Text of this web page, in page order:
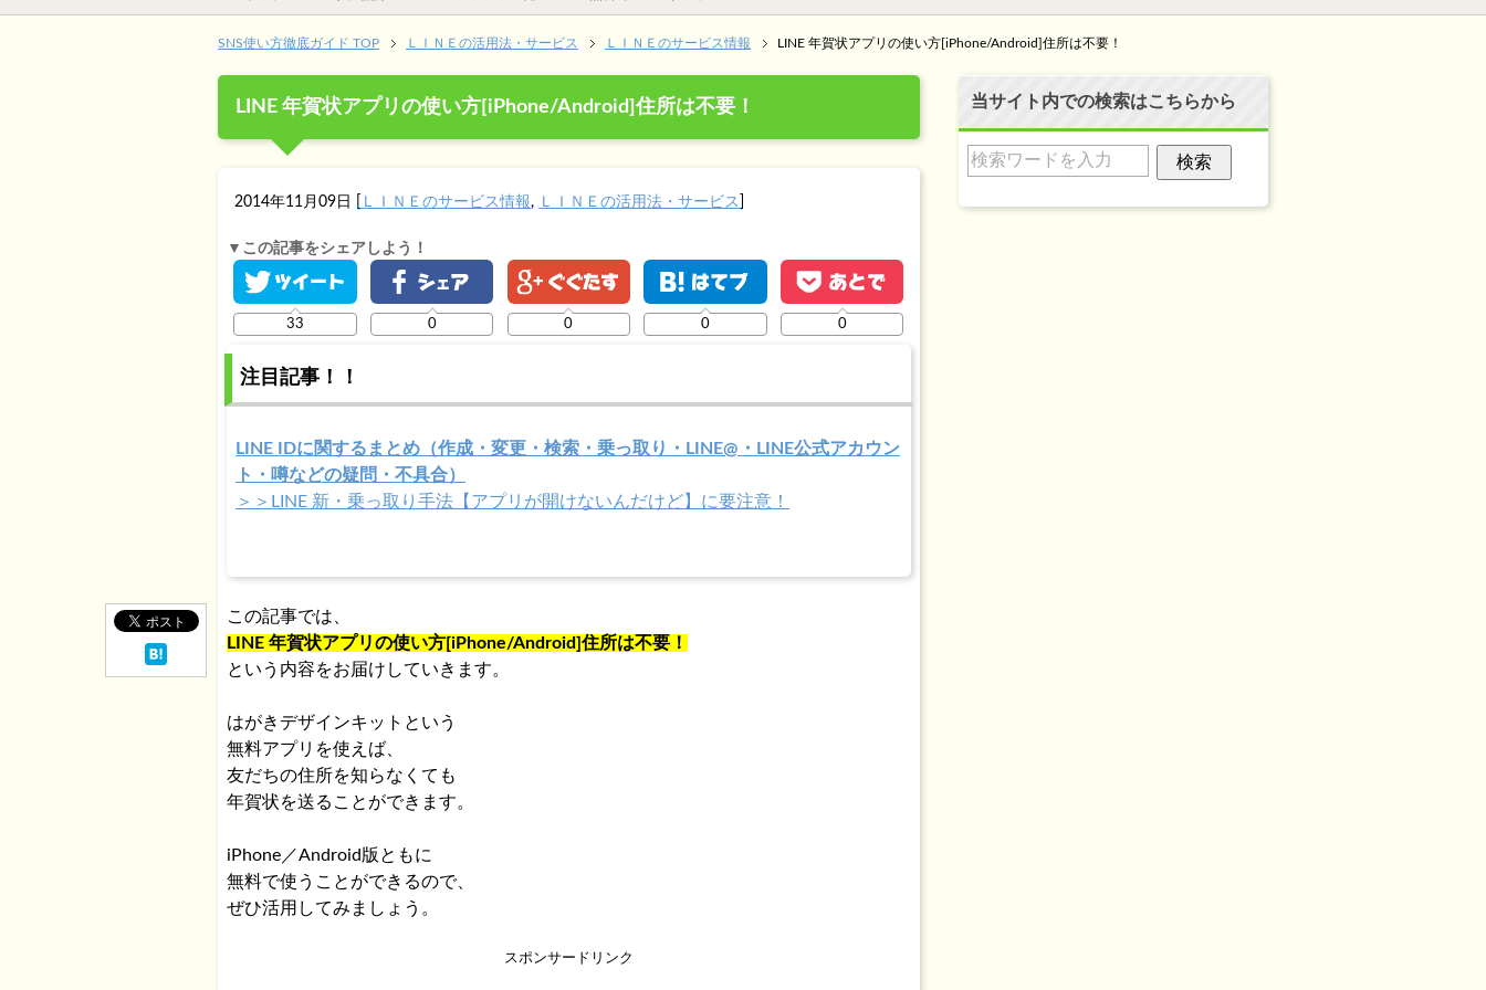
SNS使い方徹底ガイド TOP ＬＩＮＥの活用法・サービス ＬＩＮＥのサービス情報 LINE 年賀状アプリの使い方[iPhone/Android]住所は不要！
LINE 年賀状アプリの使い方[iPhone/Android]住所は不要！
2014年11月09日 ＬＩＮＥのサービス情報, ＬＩＮＥの活用法・サービス
▼この記事をシェアしよう！
33 0 0 0 0
注目記事！！
LINE IDに関するまとめ（作成・変更・検索・乗っ取り・LINE@・LINE公式アカウン
ト・噂などの疑問・不具合）
＞＞LINE 新・乗っ取り手法【アプリが開けないんだけど】に要注意！
この記事では、
LINE 年賀状アプリの使い方[iPhone/Android]住所は不要！
という内容をお届けしていきます。
はがきデザインキットという
無料アプリを使えば、
友だちの住所を知らなくても
年賀状を送ることができます。
iPhone／Android版ともに
無料で使うことができるので、
ぜひ活用してみましょう。
スポンサードリンク
当サイト内での検索はこちらから